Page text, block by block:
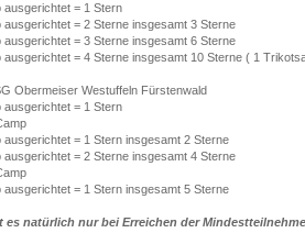
ausgerichtet = 1 Stern
ausgerichtet = 2 Sterne insgesamt 3 Sterne
ausgerichtet = 3 Sterne insgesamt 6 Sterne
ausgerichtet = 4 Sterne insgesamt 10 Sterne ( 1
Obermeiser Westuffeln Fürstenwald
ausgerichtet = 1 Stern
ausgerichtet = 1 Stern insgesamt 2 Sterne
ausgerichtet = 2 Sterne insgesamt 4 Sterne
ausgerichtet = 1 Stern insgesamt 5 Sterne
es natürlich nur bei Erreichen der